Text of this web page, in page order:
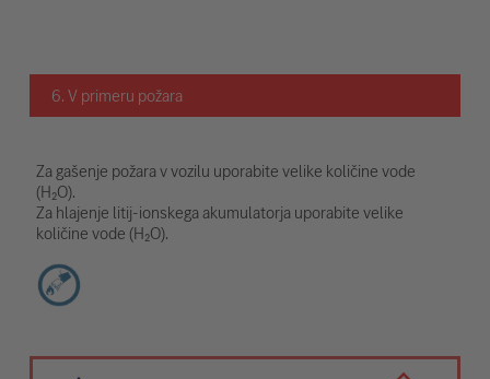
6. V primeru požara
Za gašenje požara v vozilu uporabite velike količine vode
(H₂O).
Za hlajenje litij-ionskega akumulatorja uporabite velike
količine vode (H₂O).